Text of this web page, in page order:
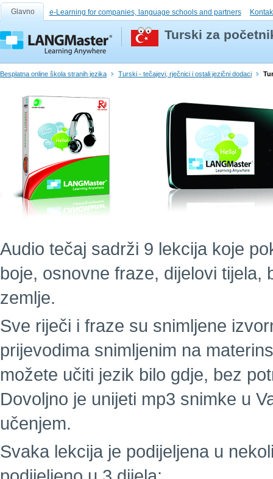
Glavno e-Learning for companies, language schools and partners
Turski za
Besplatna online škola stranih jezika Turski - tečajevi, rječnici i ostali jezični dodaci
Audio tečaj sadrži 9 lekcija koje
boje, osnovne fraze, dijelovi
zemlje.
Sve riječi i fraze su snimljene
prijevodima snimljenim na
možete učiti jezik bilo gdje, bez
Dovoljno je unijeti mp3 snimke u
učenjem.
Svaka lekcija je podijeljena u